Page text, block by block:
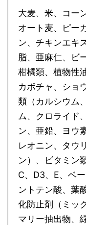
大麦、米、コー
オート麦、ピー
ン、チキンエキ
脂、亜麻仁、ビ
柑橘類、植物性
カボチャ、ショ
類（カルシウム
ム、クロライド
ン、亜鉛、ヨウ
レオニン、タウ
ン）、ビタミン
C、D3、E、ベ
ントテン酸、葉
化防止剤（ミッ
マリー抽出物、